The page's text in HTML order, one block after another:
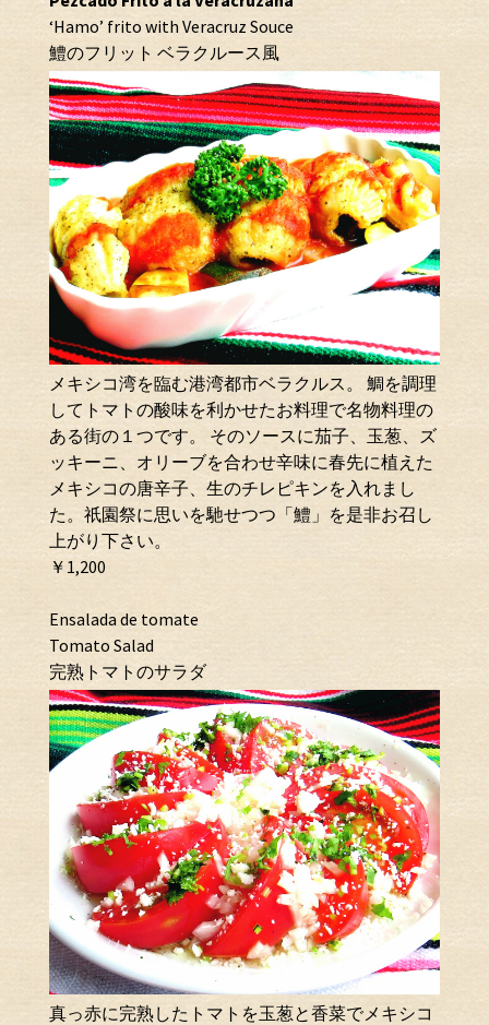
‘Hamo’ frito with Veracruz Souce
鱧のフリット ベラクルース風
メキシコ湾を臨む港湾都市ベラクルス。 鯛を調理
してトマトの酸味を利かせたお料理で名物料理の
ある街の１つです。 そのソースに茄子、玉葱、ズ
ッキーニ、オリーブを合わせ辛味に春先に植えた
メキシコの唐辛子、生のチレピキンを入れまし
た。祇園祭に思いを馳せつつ「鱧」を是非お召し
上がり下さい。
￥1,200
Ensalada de tomate
Tomato Salad
完熟トマトのサラダ
真っ赤に完熟したトマトを玉葱と香菜でメキシコ